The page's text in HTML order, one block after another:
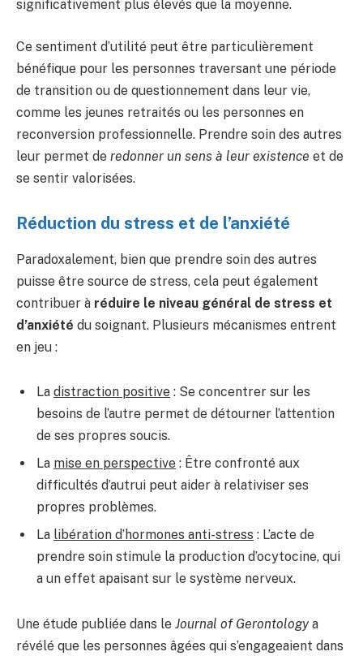
significativement plus élevés que la moyenne.
Ce sentiment d’utilité peut être particulièrement
bénéfique pour les personnes traversant une période
de transition ou de questionnement dans leur vie,
comme les jeunes retraités ou les personnes en
reconversion professionnelle. Prendre soin des autres
leur permet de redonner un sens à leur existence et de
se sentir valorisées.
Réduction du stress et de l’anxiété
Paradoxalement, bien que prendre soin des autres
puisse être source de stress, cela peut également
contribuer à réduire le niveau général de stress et
d’anxiété du soignant. Plusieurs mécanismes entrent
en jeu :
La distraction positive : Se concentrer sur les
besoins de l’autre permet de détourner l’attention
de ses propres soucis.
La mise en perspective : Être confronté aux
difficultés d’autrui peut aider à relativiser ses
propres problèmes.
La libération d’hormones anti-stress : L’acte de
prendre soin stimule la production d’ocytocine, qui
a un effet apaisant sur le système nerveux.
Une étude publiée dans le Journal of Gerontologya
révélé que les personnes âgées qui s’engageaient dans